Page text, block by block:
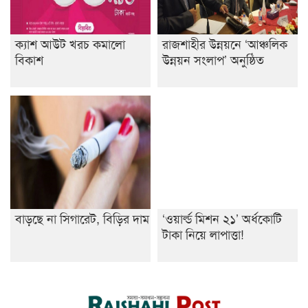
ক্যাশ আউট খরচ কমালো
বিকাশ
রাজশাহীর উন্নয়নে ‘আঞ্চলিক
উন্নয়ন সংলাপ’ অনুষ্ঠিত
বাড়ছে না সিগারেট, বিড়ির দাম
‘ওয়ার্ল্ড মিশন ২১’ অর্ধকোটি
টাকা নিয়ে লাপাত্তা!